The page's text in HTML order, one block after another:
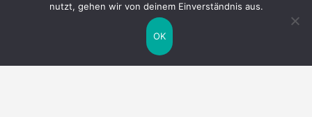
nutzt, gehen wir von deinem Einverständnis aus.
OK